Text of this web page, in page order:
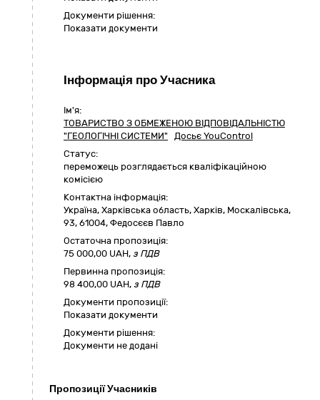
Документи рішення:
Показати документи
Інформація про Учасника
Ім'я:
ТОВАРИСТВО З ОБМЕЖЕНОЮ ВІДПОВІДАЛЬНІСТЮ
"ГЕОЛОГІЧНІ СИСТЕМИ" Досьє YouControl
Статус:
переможець розглядається кваліфікаційною
комісією
Контактна інформація:
Україна, Харківська область, Харків, Москалівська,
93, 61004, Федосєєв Павло
Остаточна пропозиція:
75 000,00 UAH, з ПДВ
Первинна пропозиція:
98 400,00 UAH, з ПДВ
Документи пропозиції:
Показати документи
Документи рішення:
Документи не додані
Пропозиції Учасників